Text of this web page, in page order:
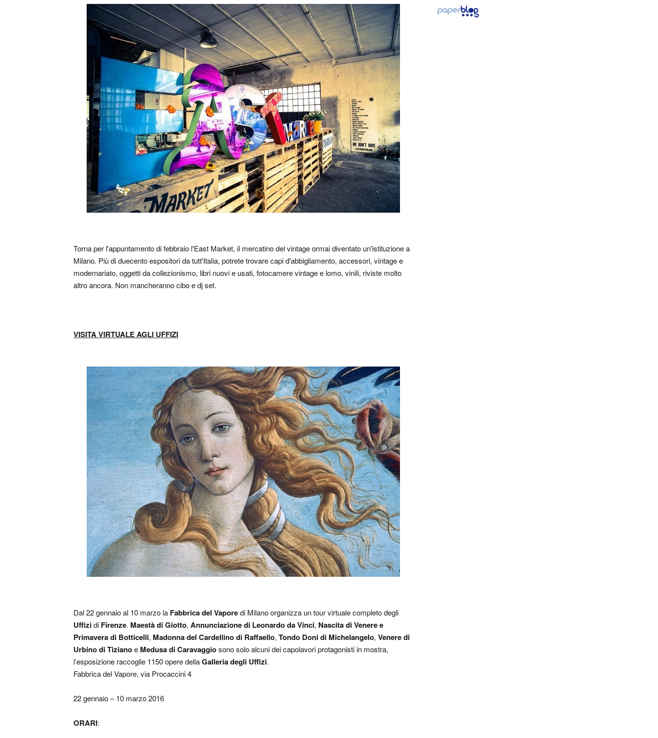
Torna per l'appuntamento di febbraio l'East Market, il mercatino del vintage ormai diventato un'istituzione a
Milano. Più di duecento espositori da tutt'Italia, potrete trovare capi d'abbigliamento, accessori, vintage e
modernariato, oggetti da collezionismo, libri nuovi e usati, fotocamere vintage e lomo, vinili, riviste molto
altro ancora. Non mancheranno cibo e dj set.
VISITA VIRTUALE AGLI UFFIZI
Dal 22 gennaio al 10 marzo la Fabbrica del Vaporedi Milano organizza un tour virtuale completo degli
Uffizidi Firenze. Maestà di Giotto, Annunciazione di Leonardo da Vinci, Nascita di Venere e
Primavera di Botticelli, Madonna del Cardellino di Raffaello, Tondo Doni di Michelangelo, Venere di
Urbino di Tizianoe Medusa di Caravaggiosono solo alcuni dei capolavori protagonisti in mostra,
l’esposizione raccoglie 1150 opere dellaGalleria degli Uffizi.
Fabbrica del Vapore, via Procaccini 4
22 gennaio – 10 marzo 2016
ORARI: